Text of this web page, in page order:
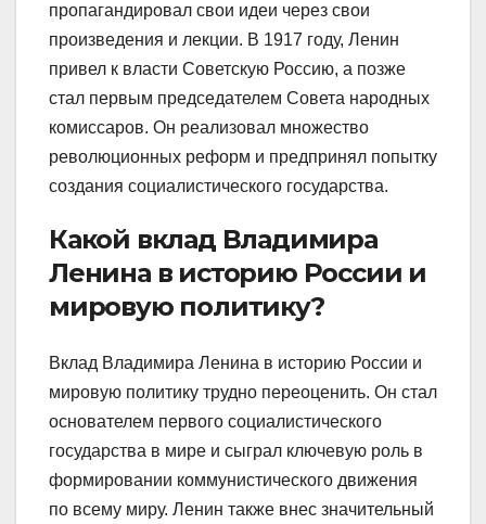
пропагандировал свои идеи через свои
произведения и лекции. В 1917 году, Ленин
привел к власти Советскую Россию, а позже
стал первым председателем Совета народных
комиссаров. Он реализовал множество
революционных реформ и предпринял попытку
создания социалистического государства.
Какой вклад Владимира
Ленина в историю России и
мировую политику?
Вклад Владимира Ленина в историю России и
мировую политику трудно переоценить. Он стал
основателем первого социалистического
государства в мире и сыграл ключевую роль в
формировании коммунистического движения
по всему миру. Ленин также внес значительный